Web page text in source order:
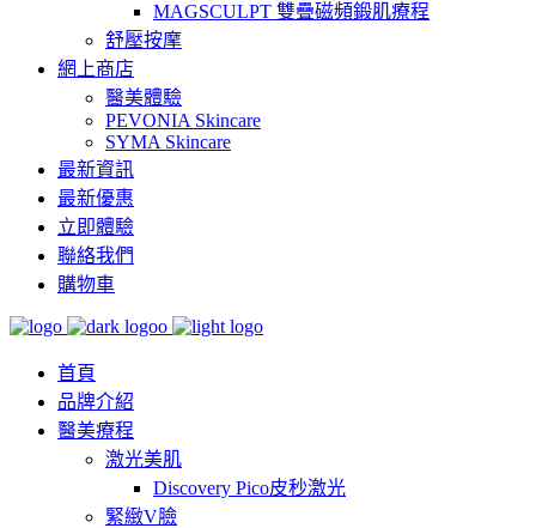
MAGSCULPT 雙疊磁頻鍛肌療程
舒壓按摩
網上商店
醫美體驗
PEVONIA Skincare
SYMA Skincare
最新資訊
最新優惠
立即體驗
聯絡我們
購物車
首頁
品牌介紹
醫美療程
激光美肌
Discovery Pico皮秒激光
緊緻V臉